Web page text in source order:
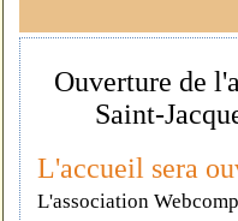
Ouverture de
Saint-
L'accueil sera
L'association